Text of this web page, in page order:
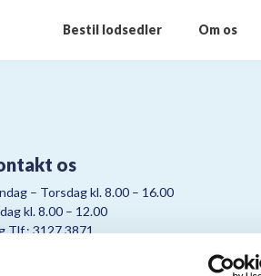
Bestil lodsedler Om os
os
– Torsdag kl. 8.00 – 16.00
kl. 8.00 – 12.00
Tlf.: 3127 3871